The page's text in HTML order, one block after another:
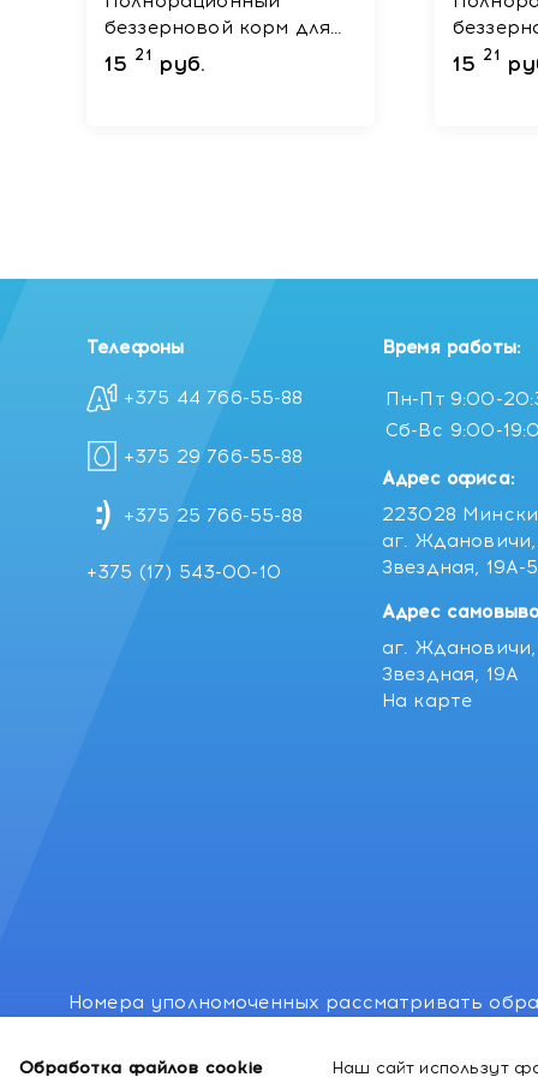
беззерновой корм для
взрослых
стерилизованных кошек
15 21 руб.
/
15 21
Обработка файлов cookie Наш сайт использут
Телефоны
+375 44 766-55-88
+375 29 766-55-88
+375 25 766-55-88
+375 (17) 543-00-10
Время работы:
Пн-Пт 9:00-
Сб-Вс 9:00-
Адрес офиса:
223028
аг. Ждановичи,
Звездная, 19А-5
Адрес
аг. Ждановичи,
Звездная, 19А
На карте
Номера уполномоченных рассматривать